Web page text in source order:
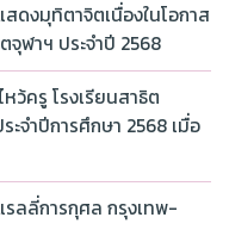
ดงมุทิตาจิตเนื่องในโอกาส
จุฬาฯ ประจำปี 2568
ว้ครู โรงเรียนสาธิต
จำปีการศึกษา 2568 เมื่อ
รลลี่การกุศล กรุงเทพ-